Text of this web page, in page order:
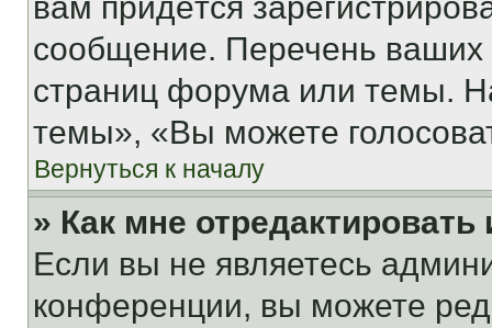
сообщение. Перечень ваших
страниц форума или темы.
темы», «Вы можете
Вернуться к началу
» Как мне
Если вы не являетесь
конференции, вы можете